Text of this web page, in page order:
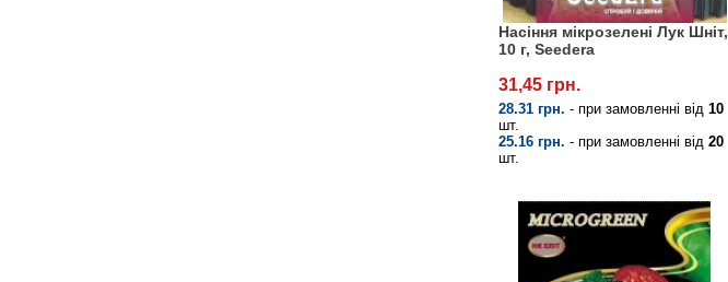
Насіння мікрозелені Лук Шніт,
10 г, Seedera
31,45 грн.
28.31 грн. - при замовленні від 10
шт.
25.16 грн. - при замовленні від 20
шт.